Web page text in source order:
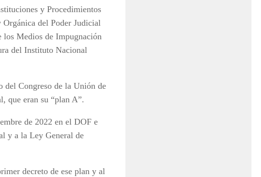
y Procedimientos
del Poder Judicial
Medios de Impugnación
del Instituto Nacional
del Congreso de la Unión de
que eran su “plan A”.
de 2022 en el DOF e
y a la Ley General de
decreto de ese plan y al